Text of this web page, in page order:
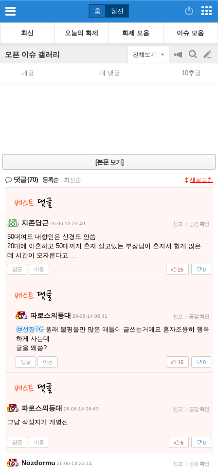
홈 웹진
최신 오늘의 화제 화제 모음 이슈 모음
오픈 이슈 갤러리 전체보기
공
지
on/off
검
색
글
쓰
내글 내 댓글 10추글
[본문 보기]
댓글(70) 등록순 최신순 새로고침
지존당근 26-06-13 23:49 신고 | 공감 확인
50대여도 내향인은 신경도 안씀
20대에 이혼하고 50대까지 혼자 살고있는 부장님이 혼자서 할게 많은
데 시간이 모자른다고....
답글 이동 0
25
파로스의등대 26-06-14 06:41 신고 | 공감 확인
@선장TG 원래 불평불만 많은 애들이 글쓰는거에요 혼자조용히 행복
하게 사는데
글을 왜씀?
답글 이동 0
16
파로스의등대 26-06-14 06:43 신고 | 공감 확인
그냥 작성자가 개병신
답글 이동 0
6
Nozdormu 26-06-13 23:14 신고 | 공감 확인